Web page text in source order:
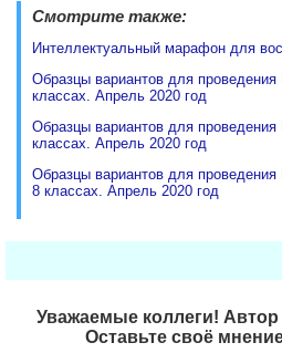
Смотрите также:
Интеллектуальный марафон для
Образцы вариантов для
классах. Апрель 2020 год
Образцы вариантов для
классах. Апрель 2020 год
Образцы вариантов для
8 классах. Апрель 2020 год
Уважаемые коллеги!
Оставьте своё